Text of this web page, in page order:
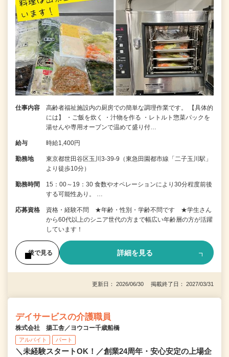
仕事内容
高齢者福祉施設内の厨房での簡単な調理作業です。 【具体的
には】 ・ご飯を炊く ・汁物を作る ・レトルト惣菜パックを
湯せんや専用オーブンで温めて盛り付…
給与 時給1,400円
勤務地
東京都世田谷区玉川3-39-9（東急田園都市線「二子玉川駅」
より徒歩10分）
勤務時間
15：00～19：30 食数やオペレーションにより30分程度前後
する可能性あり。 …
応募資格
資格・経験不問 ★年齢・性別・学齢不問です ★学生さん
から60代以上のシニア世代の方まで幅広い年齢層の方が活躍
しています！
後で見る 詳細を見る
更新日： 2026/06/30 掲載終了日： 2027/03/31
デイサービスの介護職員
株式会社 揚工舎／ヨウコー千歳船橋
アルバイト パート
＼未経験スタートOK！／創業24周年・安心安定の上場企